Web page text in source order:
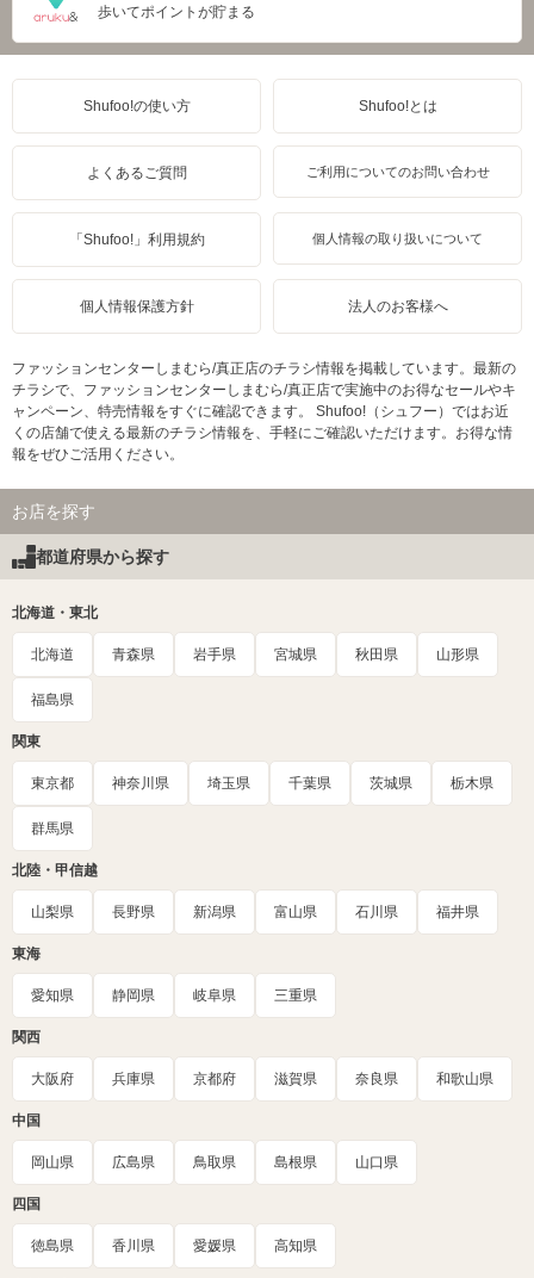
歩いてポイントが貯まる
Shufoo!の使い方 Shufoo!とは
よくあるご質問 ご利用についてのお問い合わせ
「Shufoo!」利用規約 個人情報の取り扱いについて
個人情報保護方針 法人のお客様へ
ファッションセンターしまむら/真正店のチラシ情報を掲載しています。最新の
チラシで、ファッションセンターしまむら/真正店で実施中のお得なセールやキ
ャンペーン、特売情報をすぐに確認できます。 Shufoo!（シュフー）ではお近
くの店舗で使える最新のチラシ情報を、手軽にご確認いただけます。お得な情
報をぜひご活用ください。
お店を探す
都道府県から探す
北海道・東北
北海道 青森県 岩手県 宮城県 秋田県 山形県
福島県
関東
東京都 神奈川県 埼玉県 千葉県 茨城県 栃木県
群馬県
北陸・甲信越
山梨県 長野県 新潟県 富山県 石川県 福井県
東海
愛知県 静岡県 岐阜県 三重県
関西
大阪府 兵庫県 京都府 滋賀県 奈良県 和歌山県
中国
岡山県 広島県 鳥取県 島根県 山口県
四国
徳島県 香川県 愛媛県 高知県